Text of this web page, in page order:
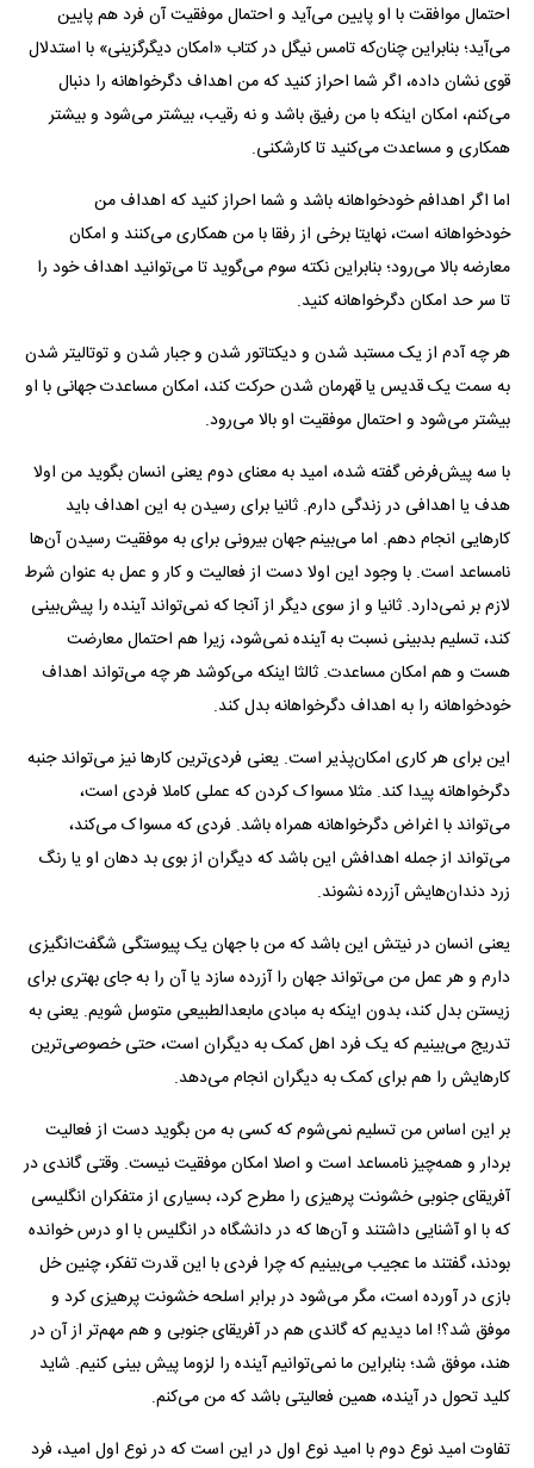
احتمال موافقت با او پایین می‌آید و احتمال موفقیت آن فرد هم پایین
می‌آید؛ بنابراین چنان‌که تامس نیگل در کتاب «امکان دیگرگزینی» با استدلال
قوی نشان داده، اگر شما احراز کنید که من اهداف دگرخواهانه را دنبال
می‌کنم، امکان اینکه با من رفیق باشد و نه رقیب، بیشتر می‌شود و بیشتر
همکاری و مساعدت می‌کنید تا کارشکنی.
اما اگر اهدافم خودخواهانه باشد و شما احراز کنید که اهداف من
خودخواهانه است، نهایتا برخی از رفقا با من همکاری می‌کنند و امکان
معارضه بالا می‌رود؛ بنابراین نکته سوم می‌گوید تا می‌توانید اهداف خود را
تا سر حد امکان دگرخواهانه کنید.
هر چه آدم از یک مستبد شدن و دیکتاتور شدن و جبار شدن و توتالیتر شدن
به سمت یک قدیس یا قهرمان شدن حرکت کند، امکان مساعدت جهانی با او
بیشتر می‌شود و احتمال موفقیت او بالا می‌رود.
با سه پیش‌فرض گفته شده، امید به معنای دوم یعنی انسان بگوید من اولا
هدف یا اهدافی در زندگی دارم. ثانیا برای رسیدن به این اهداف باید
کار‌هایی انجام دهم. اما می‌بینم جهان بیرونی برای به موفقیت رسیدن آن‌ها
نامساعد است. با وجود این اولا دست از فعالیت و کار و عمل به عنوان شرط
لازم بر نمی‌دارد. ثانیا و از سوی دیگر از آنجا که نمی‌تواند آینده را پیش‌بینی
کند، تسلیم بدبینی نسبت به آینده نمی‌شود، زیرا هم احتمال معارضت
هست و هم امکان مساعدت. ثالثا اینکه می‌کوشد هر چه می‌تواند اهداف
خودخواهانه را به اهداف دگرخواهانه بدل کند.
این برای هر کاری امکان‌پذیر است. یعنی فردی‌ترین کار‌ها نیز می‌تواند جنبه
دگرخواهانه پیدا کند. مثلا مسواک کردن که عملی کاملا فردی است،
می‌تواند با اغراض دگرخواهانه همراه باشد. فردی که مسواک می‌کند،
می‌تواند از جمله اهدافش این باشد که دیگران از بوی بد دهان او یا رنگ
زرد دندان‌هایش آزرده نشوند.
یعنی انسان در نیتش این باشد که من با جهان یک پیوستگی شگفت‌انگیزی
دارم و هر عمل من می‌تواند جهان را آزرده سازد یا آن را به جای بهتری برای
زیستن بدل کند، بدون اینکه به مبادی مابعدالطبیعی متوسل شویم. یعنی به
تدریج می‌بینیم که یک فرد اهل کمک به دیگران است، حتی خصوصی‌ترین
کارهایش را هم برای کمک به دیگران انجام می‌دهد.
بر این اساس من تسلیم نمی‌شوم که کسی به من بگوید دست از فعالیت
بردار و همه‌چیز نامساعد است و اصلا امکان موفقیت نیست. وقتی گاندی در
آفریقای جنوبی خشونت پرهیزی را مطرح کرد، بسیاری از متفکران انگلیسی
که با او آشنایی داشتند و آن‌ها که در دانشگاه در انگلیس با او درس خوانده
بودند، گفتند ما عجیب می‌بینیم که چرا فردی با این قدرت تفکر، چنین خل
بازی در آورده است، مگر می‌شود در برابر اسلحه خشونت پرهیزی کرد و
موفق شد؟! اما دیدیم که گاندی هم در آفریقای جنوبی و هم مهم‌تر از آن در
هند، موفق شد؛ بنابراین ما نمی‌توانیم آینده را لزوما پیش بینی کنیم. شاید
کلید تحول در آینده، همین فعالیتی باشد که من می‌کنم.
تفاوت امید نوع دوم با امید نوع اول در این است که در نوع اول امید، فرد